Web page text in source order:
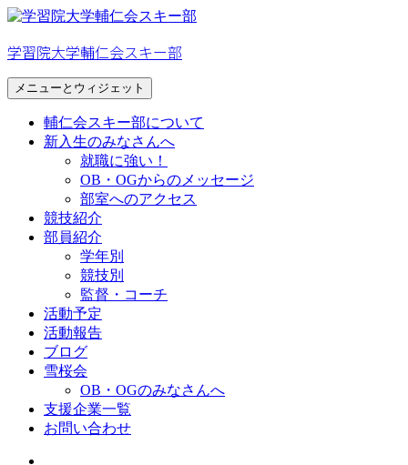
コ
テ
ツ
学習院大学輔仁会スキー部
メニューとウィジェット
輔仁会スキー部について
新入生のみなさんへ
就職に強い！
OB・OGからのメッセージ
部室へのアクセス
競技紹介
部員紹介
学年別
競技別
監督・コーチ
活動予定
活動報告
ブログ
雪桜会
OB・OGのみなさんへ
支援企業一覧
お問い合わせ